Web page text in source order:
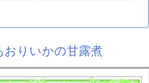
おりいかの甘露煮